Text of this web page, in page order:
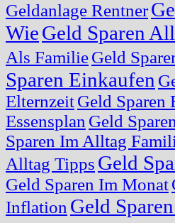
Geldanlage Rentner
WieGeld Sparen
Als FamilieGeld
Sparen Einkaufen
ElternzeitGeld Sparen
Essensplan Geld
Sparen Im Alltag
Alltag Tipps Geld
Geld Sparen Im Monat
Inflation Geld